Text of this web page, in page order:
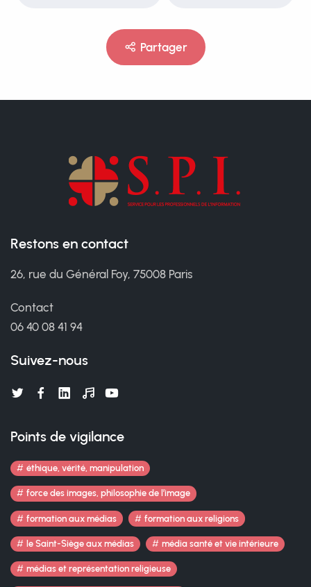
Partager
Restons en contact
26, rue du Général Foy, 75008 Paris
Contact
06 40 08 41 94
Suivez-nous
Points de vigilance
éthique, vérité, manipulation
force des images, philosophie de l’image
formation aux médias formation aux religions
le Saint-Siège aux médias média santé et vie intérieure
médias et représentation religieuse